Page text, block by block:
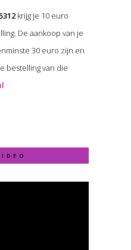
krijg je 10 euro
De aankoop van je
30 euro zijn en
bestelling van die